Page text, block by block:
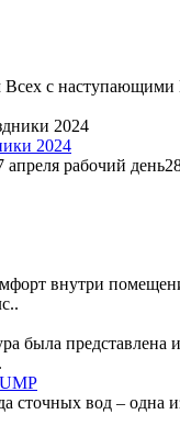
Всех с
2024
рабочий
внутри
была
сточных вод –